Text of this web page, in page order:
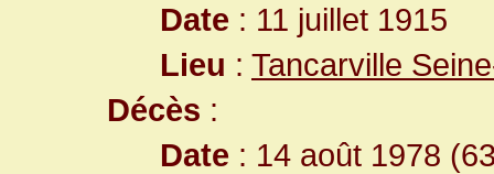
Date : 11 juillet 1915
Lieu : Tancarville
Décès :
Date : 14 août 1978